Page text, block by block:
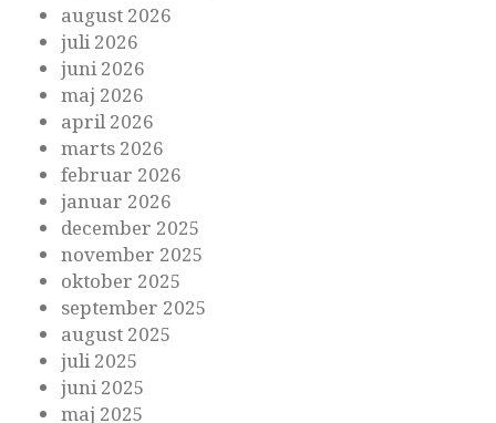
august 2026
juli 2026
juni 2026
maj 2026
april 2026
marts 2026
februar 2026
januar 2026
december 2025
november 2025
oktober 2025
september 2025
august 2025
juli 2025
juni 2025
maj 2025